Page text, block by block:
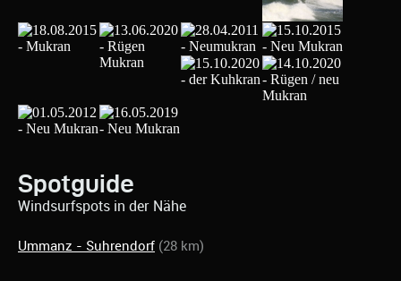
Spotguide
Windsurfspots in der Nähe
Ummanz - Suhrendorf (28 km)